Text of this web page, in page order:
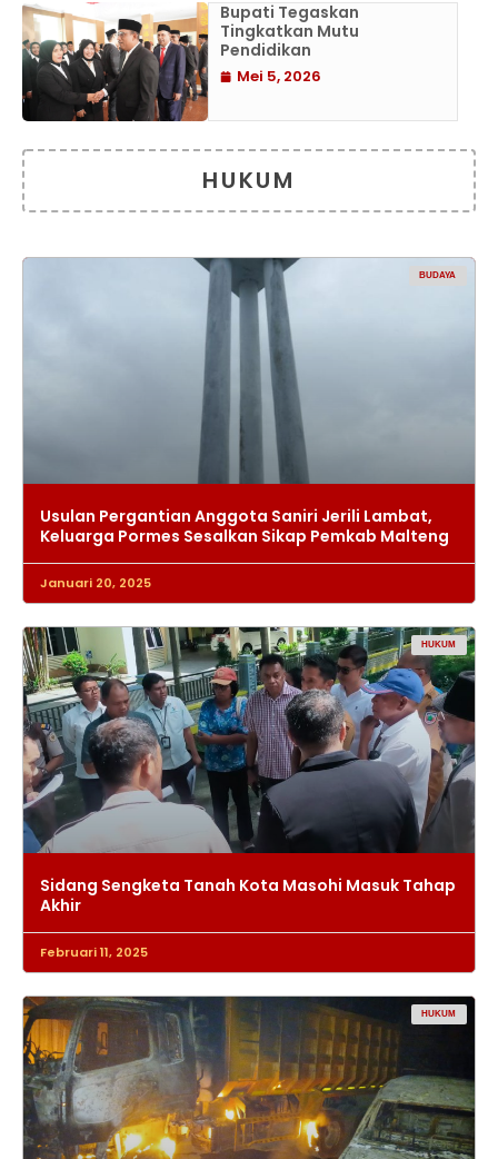
Bupati Tegaskan
Tingkatkan Mutu
Pendidikan
Mei 5, 2026
HUKUM
BUDAYA
Usulan Pergantian Anggota Saniri Jerili Lambat,
Keluarga Pormes Sesalkan Sikap Pemkab Malteng
Januari 20, 2025
HUKUM
Sidang Sengketa Tanah Kota Masohi Masuk Tahap
Akhir
Februari 11, 2025
HUKUM